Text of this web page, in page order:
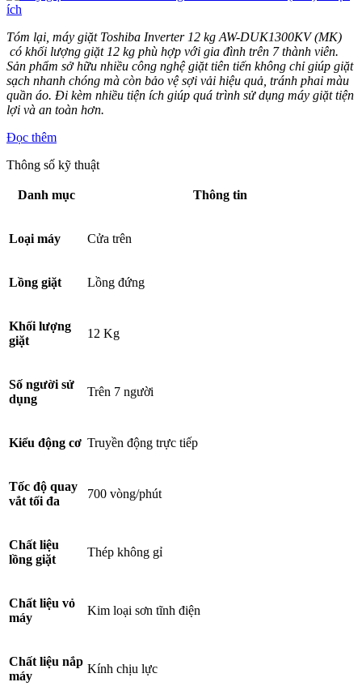
Tóm lại, máy giặt Toshiba Inverter 12 kg AW-DUK1300KV(MK)​
có khối lượng giặt 12 kg phù hợp với gia đình trên 7 thành viên.
Sản phẩm sở hữu nhiều công nghệ giặt tiên tiến không chỉ giúp giặt
sạch nhanh chóng mà còn bảo vệ sợi vải hiệu quả, tránh phai màu
quần áo. Đi kèm nhiều tiện ích giúp quá trình sử dụng máy giặt tiện
lợi và an toàn hơn.
Đọc thêm
Thông số kỹ thuật
Danh mục Thông tin
Loại máy Cửa trên
Lồng giặt Lồng đứng
Khối lượng
giặt
12 Kg
Số người sử
dụng
Trên 7 người
Kiểu động cơ Truyền động trực tiếp
Tốc độ quay
vắt tối đa
700 vòng/phút
Chất liệu
lồng giặt
Thép không gỉ
Chất liệu vỏ
máy
Kim loại sơn tĩnh điện
Chất liệu nắp
máy
Kính chịu lực